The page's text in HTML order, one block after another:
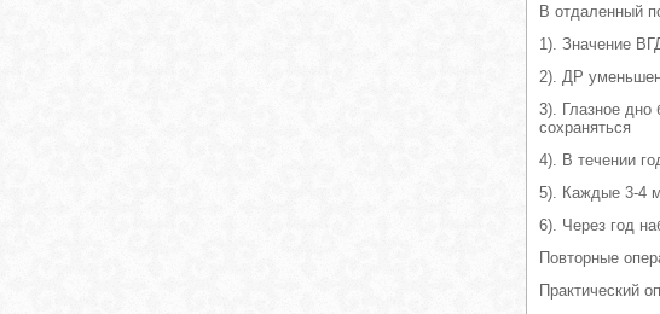
В отдаленный
1). Значение
2). ДР
3). Глазное дно
сохраняться
4). В течении
5). Каждые 3-4
6). Через год
Повторные
Практический